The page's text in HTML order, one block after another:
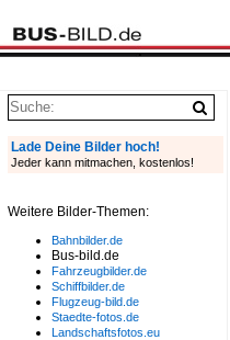
Lade Deine Bilder hoch!
Jeder kann mitmachen, kostenlos!
Weitere Bilder-Themen:
Bahnbilder.de
Bus-bild.de
Fahrzeugbilder.de
Schiffbilder.de
Flugzeug-bild.de
Staedte-fotos.de
Landschaftsfotos.eu